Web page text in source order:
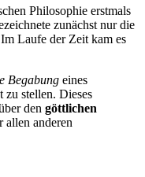
Philosophie erstmals
zunächst nur die
Laufe der Zeit kam es
Begabung eines
stellen. Dieses
den göttlichen
allen anderen